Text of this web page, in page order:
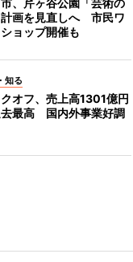
、芹ヶ谷公園「芸術の
画を見直しへ 市民ワ
ョップ開催も
知る
オフ、売上高1301億円
最高 国内外事業好調